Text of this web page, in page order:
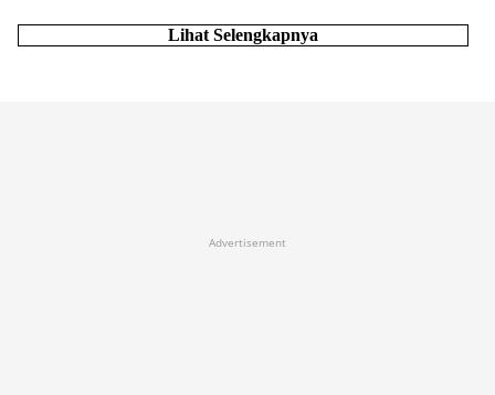
Lihat Selengkapnya
Advertisement